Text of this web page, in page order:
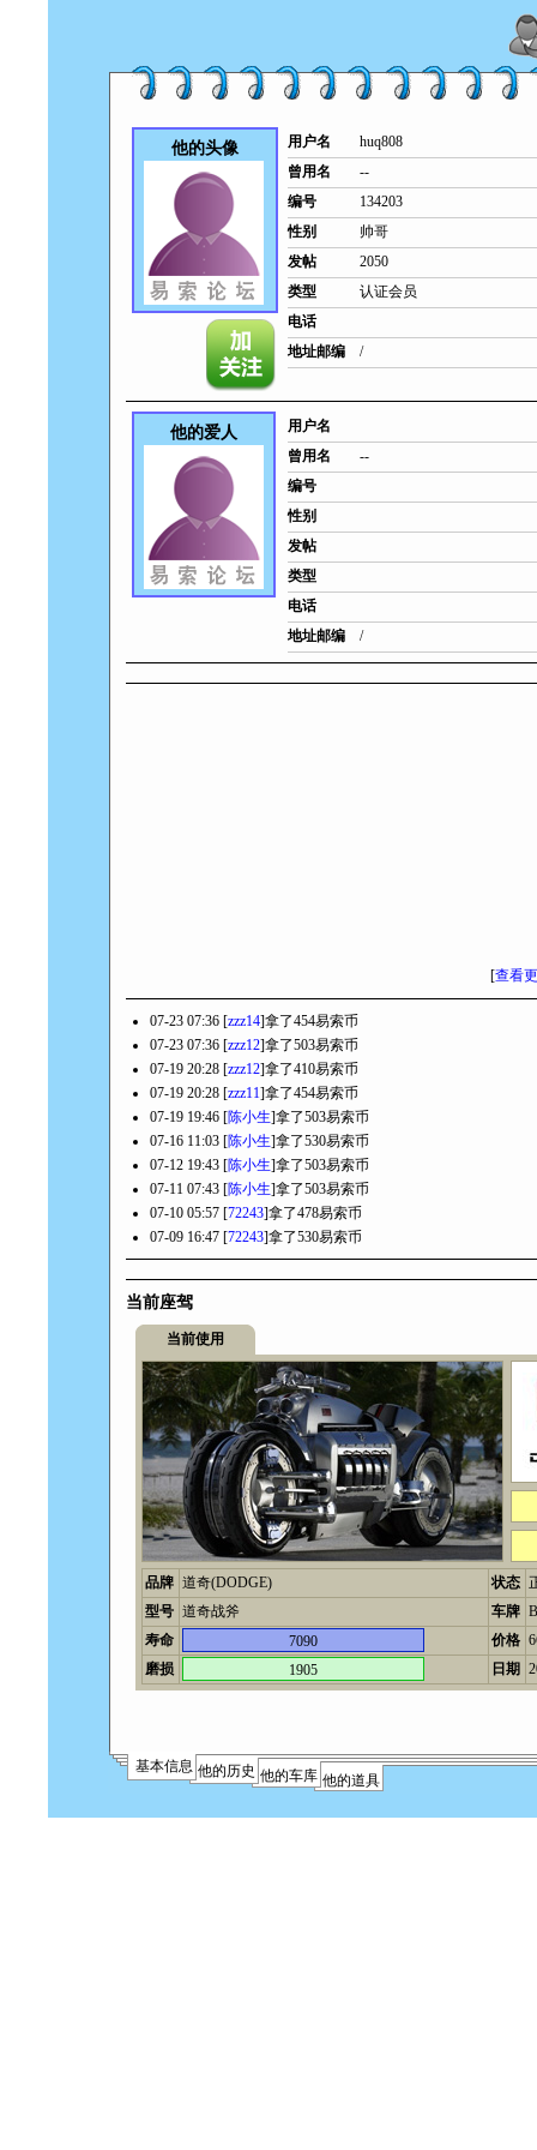
他的头像 用户名
huq808
曾用名
--
编号
134203
性别
帅哥
发帖
2050
类型
认证会员
电话
地址邮编
/
他的爱人
用户名
曾用名
--
编号
性别
发帖
类型
电话
地址邮编
/
[查看
07-23 07:36 [zzz14]拿了454易索币
07-23 07:36 [zzz12]拿了503易索币
07-19 20:28 [zzz12]拿了410易索币
07-19 20:28 [zzz11]拿了454易索币
07-19 19:46 [陈小生]拿了503易索币
07-16 11:03 [陈小生]拿了530易索币
07-12 19:43 [陈小生]拿了503易索币
07-11 07:43 [陈小生]拿了503易索币
07-10 05:57 [72243]拿了478易索币
07-09 16:47 [72243]拿了530易索币
当前座驾
当前使用
品牌 道奇(DODGE) 状态
型号 道奇战斧 车牌
寿命
7090 价格
磨损
1905 日期
基本信息 他的历史 他的车库 他的道具